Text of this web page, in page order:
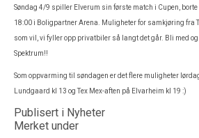
Søndag 4/9 spiller Elverum sin første match i Cupen, borte
18:00 i Boligpartner Arena. Muligheter for samkjøring fra
som vil, vi fyller opp privatbiler så langt det går. Bli med
Spektrum!!
Som oppvarming til søndagen er det flere muligheter
Lundgaard kl 13 og Tex Mex-aften på Elvarheim kl 19 :)
Publisert i Nyheter
Merket under